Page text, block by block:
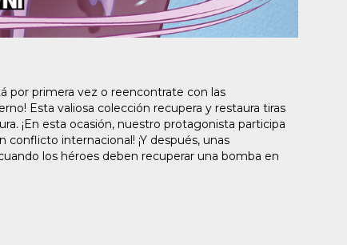
por primera vez o reencontrate con las
Esta valiosa colección recupera y restaura tiras
¡En esta ocasión, nuestro protagonista participa
internacional! ¡Y después, unas
los héroes deben recuperar una bomba en